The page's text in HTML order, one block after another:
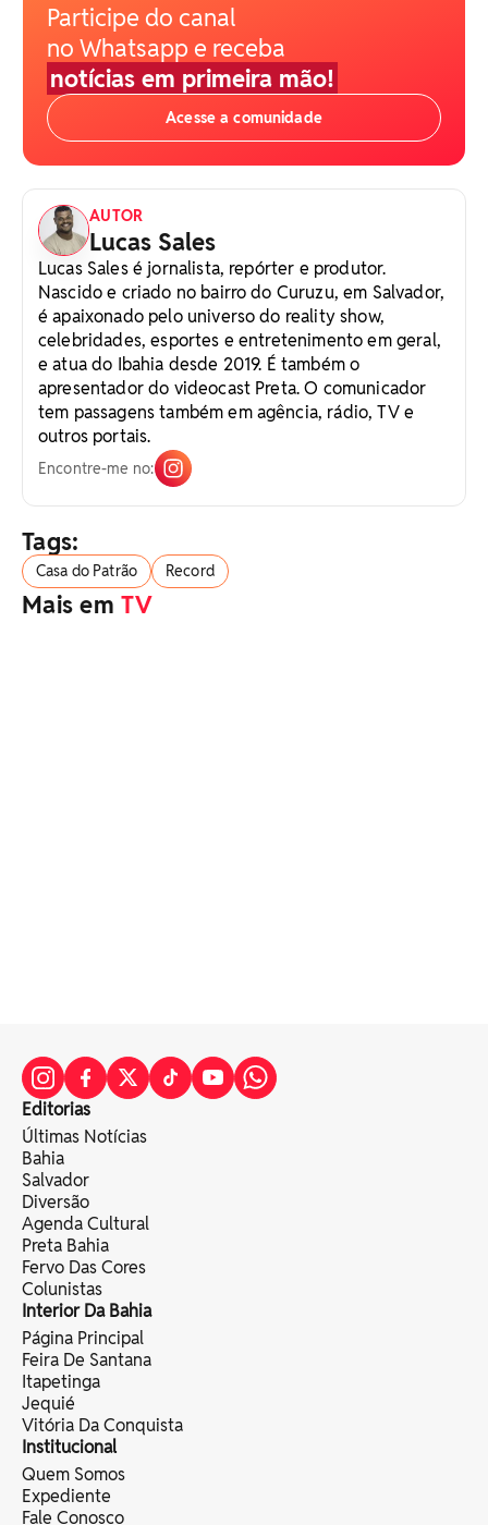
Participe do canal
no Whatsapp e receba
notícias em primeira mão!
Acesse a comunidade
AUTOR
Lucas Sales
Lucas Sales é jornalista, repórter e produtor.
Nascido e criado no bairro do Curuzu, em Salvador,
é apaixonado pelo universo do reality show,
celebridades, esportes e entretenimento em geral,
e atua do Ibahia desde 2019. É também o
apresentador do videocast Preta. O comunicador
tem passagens também em agência, rádio, TV e
outros portais.
Encontre-me no:
Tags:
Casa do Patrão Record
Mais emTV
Editorias
Últimas Notícias
Bahia
Salvador
Diversão
Agenda Cultural
Preta Bahia
Fervo Das Cores
Colunistas
Interior Da Bahia
Página Principal
Feira De Santana
Itapetinga
Jequié
Vitória Da Conquista
Institucional
Quem Somos
Expediente
Fale Conosco